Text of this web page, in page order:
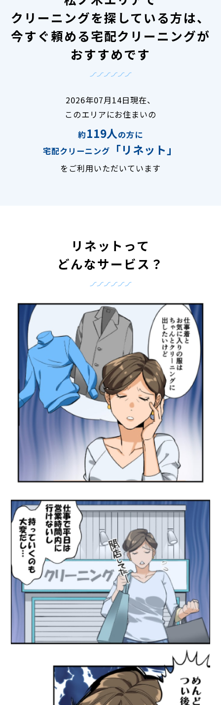
クリーニングを探している方は、
今すぐ頼める宅配クリーニングが
おすすめです
2026年07月14日現在、
このエリアにお住まいの
約119人の方に
宅配クリーニング
「リネット」
をご利用いただいています
リネットって
どんなサービス？